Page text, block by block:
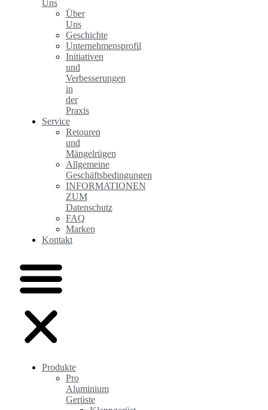
Uns
Über
Uns
Geschichte
Unternehmensprofil
Initiativen
und
Verbesserungen
in
der
Praxis
Service
Retouren
und
Mängelrügen
Allgemeine
Geschäftsbedingungen
INFORMATIONEN
ZUM
Datenschutz
FAQ
Marken
Kontakt
Produkte
Pro
Aluminium
Gerüste